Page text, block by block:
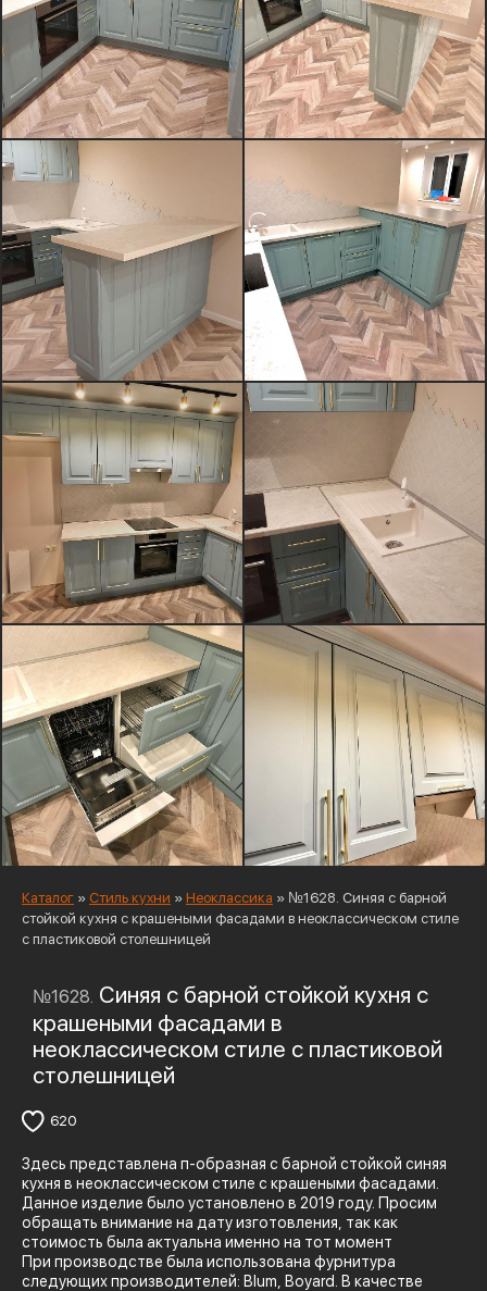
Каталог » Стиль кухни » Неоклассика » №1628. Синяя с барной
стойкой кухня с крашеными фасадами в неоклассическом стиле
с пластиковой столешницей
№1628. Синяя с барной стойкой кухня с
крашеными фасадами в
неоклассическом стиле с пластиковой
столешницей
620
Здесь представлена п-образная с барной стойкой синяя
кухня в неоклассическом стиле с крашеными фасадами.
Данное изделие было установлено в 2019 году. Просим
обращать внимание на дату изготовления, так как
стоимость была актуальна именно на тот момент
При производстве была использована фурнитура
следующих производителей: Blum, Boyard. В качестве